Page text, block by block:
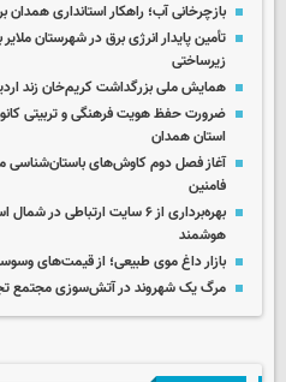
بازچرخانی آب؛ راهکار استانداری
تأمین پایدار انرژی برق در شهرستان
زیرساختی
همایش ملی بزرگداشت کریم‌خان زند اردیبهشت ۱۴۰۶ در ملایر
ضرورت حفظ هویت فرهنگی و تربیتی
استان همدان
آغاز فصل دوم کاوش‌های
فامنین
بهره‌برداری از ۶ سایت
هوشمند
بازار داغ موی طبیعی؛ از قیمت‌های
مرگ یک شهروند در آتش‌سوزی مجتمع